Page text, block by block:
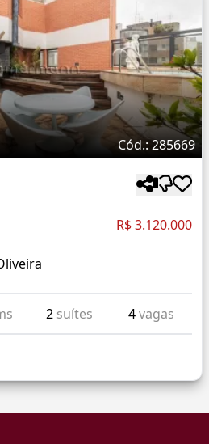
Cód.: 285669
R$ 3.120.000
2 suítes 4vagas